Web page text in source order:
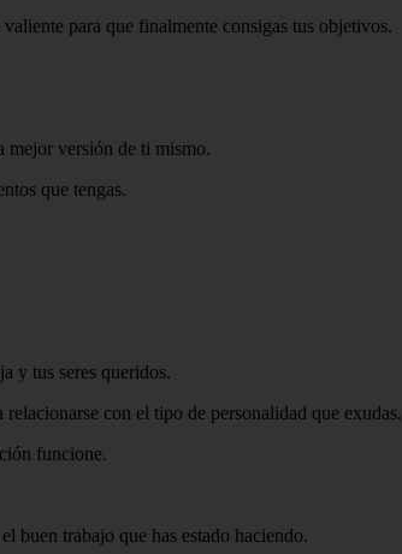
para que finalmente consigas tus objetivos.
mejor versión de ti mismo.
que tengas.
y tus seres queridos.
con el tipo de personalidad que exudas.
funcione.
buen trabajo que has estado haciendo.